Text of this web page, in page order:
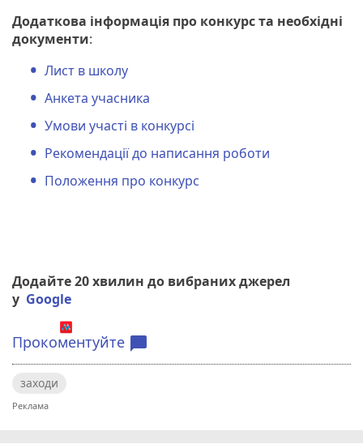
Додаткова інформація про конкурс та необхідні
документи:
Лист в школу
Анкета учасника
Умови участі в конкурсі
Рекомендації до написання роботи
Положення про конкурс
Додайте 20 хвилин до вибраних джерел
у Google
Прокоментуйте chat_bubble
заходи